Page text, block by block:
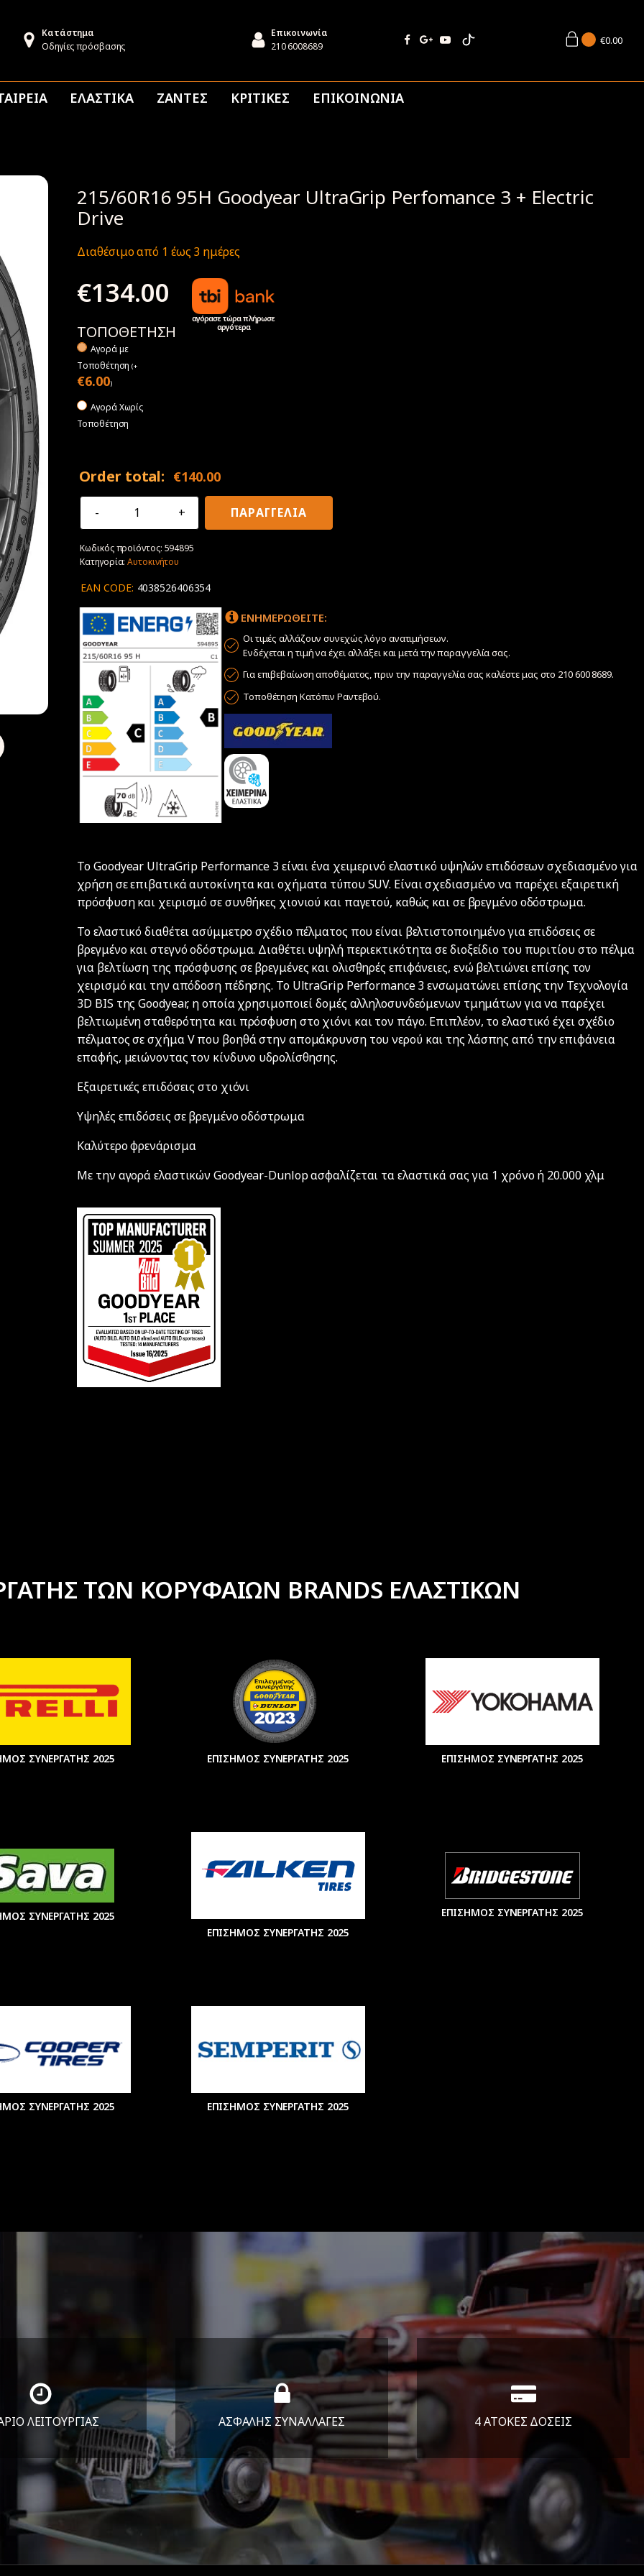
Κατάστημα
Οδηγίες πρόσβασης
Επικοινωνία
210 6008689
€0.00
ΕΛΑΣΤΙΚΑ ΖΑΝΤΕΣ ΚΡΙΤΙΚΕΣ ΕΠΙΚΟΙΝΩΝΙΑ
215/60R16 95H Goodyear UltraGrip Perfomance 3 + Electric
Drive
Διαθέσιμο από 1 έως 3 ημέρες
€134.00
αγόρασε τώρα πλήρωσε
αργότερα
ΤΟΠΟΘΕΤΗΣΗ
Αγορά με
Tοποθέτηση(+
€6.00)
Αγορά Χωρίς
Τοποθέτηση
Order total: €140.00
215/60R16
UltraGrip
Perfomance
+
Electric
Drive
ποσότητα
ΠΑΡΑΓΓΕΛΙΑ
Κωδικός προϊόντος: 594895
Κατηγορία:Αυτοκινήτου
EAN CODE: 4038526406354
ΕΝΗΜΕΡΩΘΕΙΤΕ:
Οι τιμές αλλάζουν συνεχώς λόγο ανατιμήσεων.
Ενδέχεται η τιμή να έχει αλλάξει και μετά την παραγγελία σας.
Για επιβεβαίωση αποθέματος, πριν την παραγγελία σας καλέστε μας στο 210 600 8689.
Τοποθέτηση Κατόπιν Ραντεβού.
Το Goodyear UltraGrip Performance 3 είναι ένα χειμερινό ελαστικό υψηλών επιδόσεων σχεδιασμένο για
χρήση σε επιβατικά αυτοκίνητα και οχήματα τύπου SUV. Είναι σχεδιασμένο να παρέχει εξαιρετική
πρόσφυση και χειρισμό σε συνθήκες χιονιού και παγετού, καθώς και σε βρεγμένο οδόστρωμα.
Το ελαστικό διαθέτει ασύμμετρο σχέδιο πέλματος που είναι βελτιστοποιημένο για επιδόσεις σε
βρεγμένο και στεγνό οδόστρωμα. Διαθέτει υψηλή περιεκτικότητα σε διοξείδιο του πυριτίου στο πέλμα
για βελτίωση της πρόσφυσης σε βρεγμένες και ολισθηρές επιφάνειες, ενώ βελτιώνει επίσης τον
χειρισμό και την απόδοση πέδησης. Το UltraGrip Performance 3 ενσωματώνει επίσης την Τεχνολογία
3D BIS της Goodyear, η οποία χρησιμοποιεί δομές αλληλοσυνδεόμενων τμημάτων για να παρέχει
βελτιωμένη σταθερότητα και πρόσφυση στο χιόνι και τον πάγο. Επιπλέον, το ελαστικό έχει σχέδιο
πέλματος σε σχήμα V που βοηθά στην απομάκρυνση του νερού και της λάσπης από την επιφάνεια
επαφής, μειώνοντας τον κίνδυνο υδρολίσθησης.
Εξαιρετικές επιδόσεις στο χιόνι
Υψηλές επιδόσεις σε βρεγμένο οδόστρωμα
Καλύτερο φρενάρισμα
Με την αγορά ελαστικών Goodyear-Dunlop ασφαλίζεται τα ελαστικά σας για 1 χρόνο ή 20.000 χλμ
ΤΩΝ ΚΟΡΥΦΑΙΩΝ BRANDS ΕΛΑΣΤΙΚΩΝ
ΣΥΝΕΡΓΑΤΗΣ 2025
ΕΠΙΣΗΜΟΣ ΣΥΝΕΡΓΑΤΗΣ 2025 ΕΠΙΣΗΜΟΣ ΣΥΝΕΡΓΑΤΗΣ 2025
ΣΥΝΕΡΓΑΤΗΣ 2025
ΕΠΙΣΗΜΟΣ ΣΥΝΕΡΓΑΤΗΣ 2025
ΕΠΙΣΗΜΟΣ ΣΥΝΕΡΓΑΤΗΣ 2025
ΣΥΝΕΡΓΑΤΗΣ 2025 ΕΠΙΣΗΜΟΣ ΣΥΝΕΡΓΑΤΗΣ 2025
ΛΕΙΤΟΥΡΓΙΑΣ
ΠΑΡ 8:30-17:30
ΑΣΦΑΛΗΣ ΣΥΝΑΛΛΑΓΕΣ
Εγγυόμαστε την ασφάλεια
των συναλλαγών σας.
4 ΑΤΟΚΕΣ ΔΟΣΕΙΣ
Υποστηρίζουμε μέχρι και 4
άτοκες δόσεις